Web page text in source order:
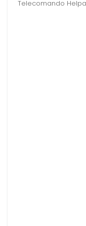
Telecomando